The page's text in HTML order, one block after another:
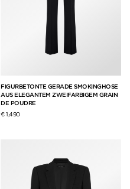
FIGURBETONTE GERADE SMOKINGHOSE
AUS ELEGANTEM ZWEIFARBIGEM GRAIN
DE POUDRE
€ 1,490